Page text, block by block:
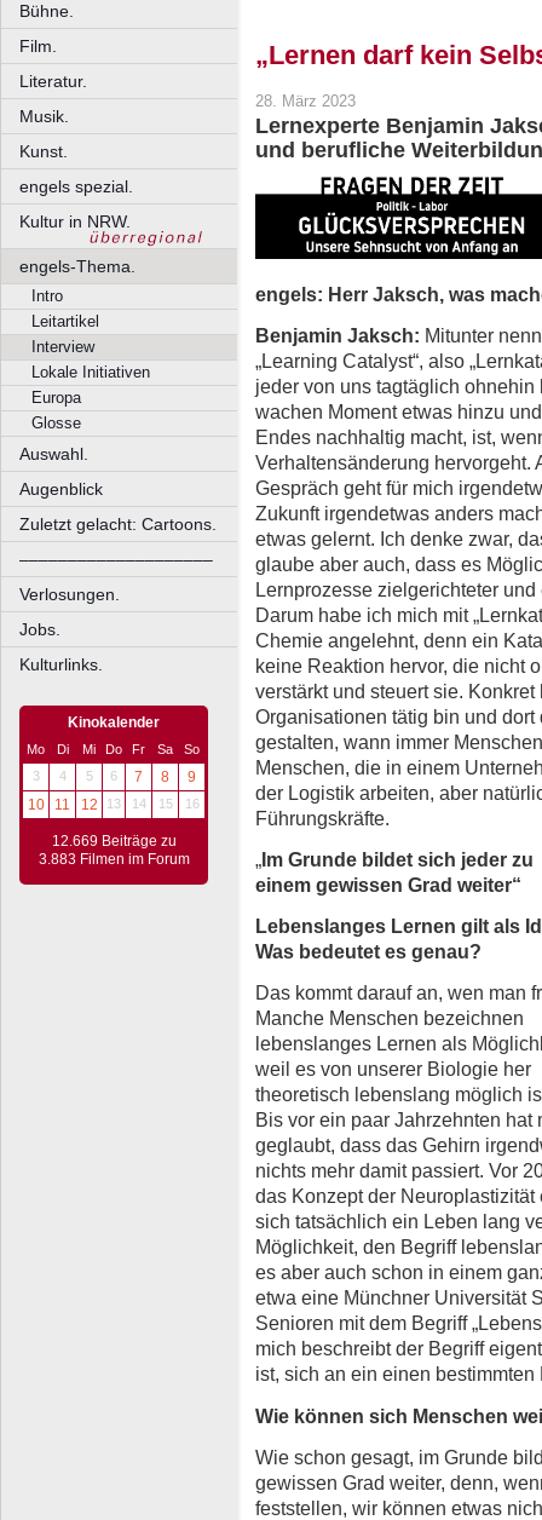
Bühne.
Film.
Literatur.
Musik.
Kunst.
engels spezial.
Kultur in NRW.
engels-Thema.
Intro
Leitartikel
Interview
Lokale Initiativen
Europa
Glosse
Auswahl.
Augenblick
Zuletzt gelacht: Cartoons.
––––––––––––––––––––
Verlosungen.
Jobs.
Kulturlinks.
Kinokalender
Mo Di Mi Do Fr Sa
So
3
4 5 6 7 8
9
10
11 12 13 14 15 16
12.669 Beiträge zu
3.883 Filmen im Forum
„Lernen darf kein
28. März 2023
Lernexperte Benjamin
und berufliche
engels: Herr Jaksch, was
Benjamin Jaksch: Mitunter
„Learning Catalyst“, also
jeder von uns tagtäglich
wachen Moment etwas hinzu
Endes nachhaltig macht, ist,
Verhaltensänderung hervorgeht.
Gespräch geht für mich
Zukunft irgendetwas anders
etwas gelernt. Ich denke zwar,
glaube aber auch, dass es
Lernprozesse zielgerichteter
Darum habe ich mich mit
Chemie angelehnt, denn ein
keine Reaktion hervor, die nicht
verstärkt und steuert sie.
Organisationen tätig bin und
gestalten, wann immer
Menschen, die in einem
der Logistik arbeiten, aber
Führungskräfte.
„Im Grunde bildet sich jeder zu
einem gewissen Grad weiter“
Lebenslanges Lernen gilt als
Was bedeutet es genau?
Das kommt darauf an, wen man
Manche Menschen bezeichnen
lebenslanges Lernen als
weil es von unserer Biologie her
theoretisch lebenslang möglich
Bis vor ein paar Jahrzehnten hat
geglaubt, dass das Gehirn
nichts mehr damit passiert. Vor
das Konzept der
sich tatsächlich ein Leben lang
Möglichkeit, den Begriff
es aber auch schon in einem
etwa eine Münchner Universität
Senioren mit dem Begriff
mich beschreibt der Begriff
ist, sich an ein einen
Wie können sich Menschen
Wie schon gesagt, im Grunde
gewissen Grad weiter, denn,
feststellen, wir können etwas